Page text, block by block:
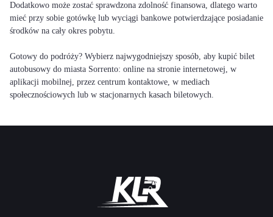
Dodatkowo może zostać sprawdzona zdolność finansowa, dlatego warto
mieć przy sobie gotówkę lub wyciągi bankowe potwierdzające posiadanie
środków na cały okres pobytu.
Gotowy do podróży? Wybierz najwygodniejszy sposób, aby kupić bilet
autobusowy do miasta Sorrento: online na stronie internetowej, w
aplikacji mobilnej, przez centrum kontaktowe, w mediach
społecznościowych lub w stacjonarnych kasach biletowych.